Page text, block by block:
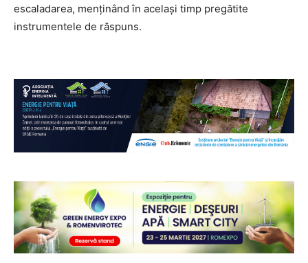
escaladarea, menținând în același timp pregătite
instrumentele de răspuns.